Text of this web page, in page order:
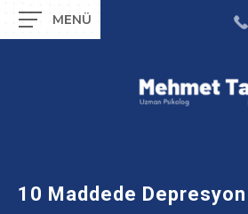
10 Maddede